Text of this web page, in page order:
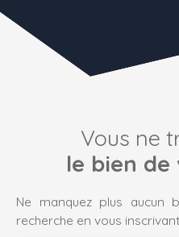
Vous ne
le bien de
Ne manquez plus aucun
recherche en vous